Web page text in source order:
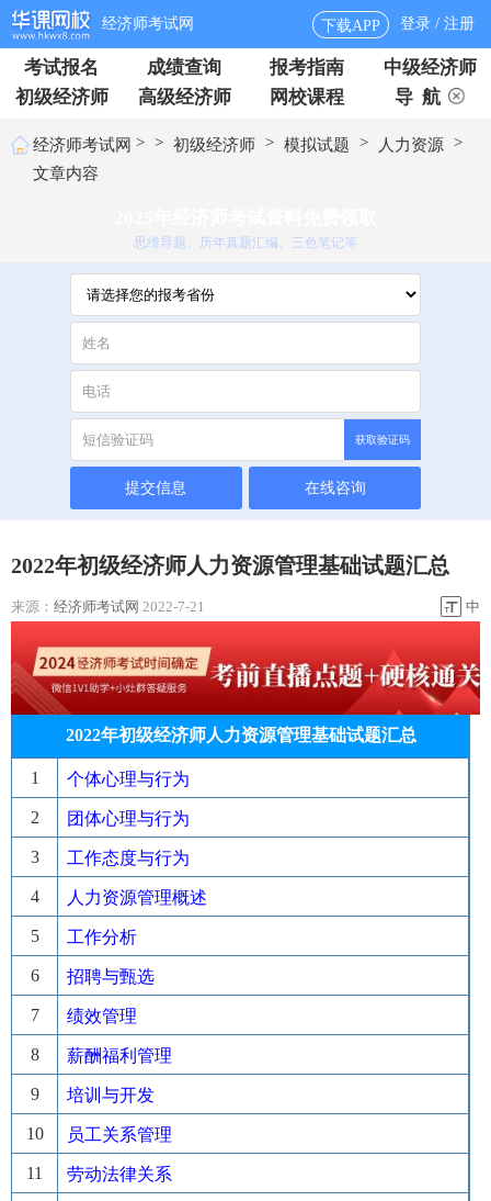
经济师考试网 下载APP 登录 / 注册
考试报名 成绩查询 报考指南
中级经济师
初级经济师
高级经济师 网校课程 导 航
经济师考试网 > > 初级经济师 > 模拟试题 > 人力资源 >
文章内容
思维导题、历年真题汇编、三色笔记等
获取验证码
提交信息 在线咨询
2022年初级经济师人力资源管理基础试题汇总
来源： 经济师考试网 2022-7-21 中
2022年初级经济师人力资源管理基础试题汇总
1 个体心理与行为
2 团体心理与行为
3 工作态度与行为
4 人力资源管理概述
5 工作分析
6 招聘与甄选
7 绩效管理
8 薪酬福利管理
9 培训与开发
10 员工关系管理
11 劳动法律关系